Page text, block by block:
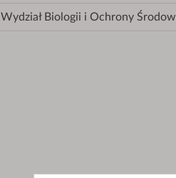
Wydział Biologii i Ochrony